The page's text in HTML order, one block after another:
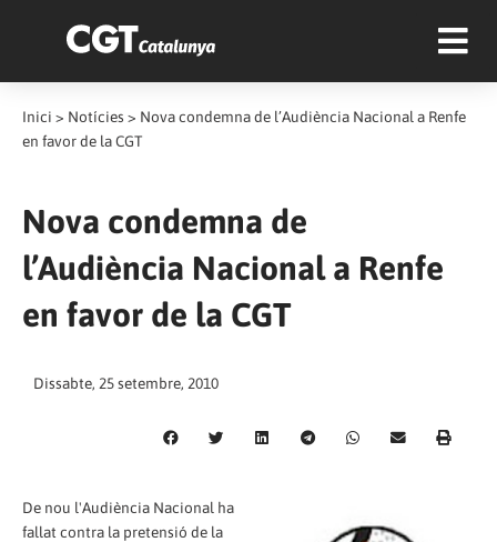
Inici > Notícies > Nova condemna de l’Audiència Nacional a Renfe
en favor de la CGT
Nova condemna de
l’Audiència Nacional a Renfe
en favor de la CGT
Dissabte, 25 setembre, 2010
De nou l'Audiència Nacional ha
fallat contra la pretensió de la